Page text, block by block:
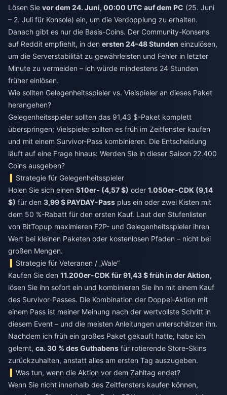
Lösen Sie vor dem 24. Juni, 00:00 UTC auf dem PC (25. Juni
– 2. Juli für Konsole) ein, um die Verdopplung zu erhalten.
Danach gibt es nur die Basis-Coins. Der Community-Konsens
auf Reddit empfiehlt, in den ersten 24–48 Stunden einzulösen,
um die Serverstabilität zu gewährleisten und Fehler in letzter
Minute zu vermeiden – ich würde mindestens 24 Stunden
früher einlösen.
Wie sollten Gelegenheitsspieler vs. Vielspieler an dieses Paket
herangehen?
Gelegenheitsspieler sollten das 91,43 $-Paket komplett
überspringen; Vielspieler sollten es früh im Zeitfenster kaufen
und mit einem Survivor-Pass kombinieren. Die Entscheidung
läuft auf eine Frage hinaus: Werden Sie in dieser Saison 22.400
Coins ausgeben?
Strategie für Gelegenheitsspieler
Holen Sie sich einen 510er- (4,57 $) oder 1.050er-CDK (9,14
$) für den 3,99 $ PAYDAY-Pass plus ein oder zwei Kisten mit
dem 50 %-Rabatt für den ersten Kauf. Laut den Stufenlisten
von BitTopup maximieren F2P- und Gelegenheitsspieler ihren
Wert bei kleinen Paketen oder kostenlosen Pfaden – nicht bei
großen Mengen.
Strategie für Veteranen / „Wale“
Kaufen Sie den 11.200er-CDK für 91,43 $ früh in der Aktion,
lösen Sie ihn sofort ein und kombinieren Sie ihn mit einem Kauf
des Survivor-Passes. Die Kombination der Doppel-Aktion mit
einem Pass ist meiner Meinung nach der wertvollste Schritt in
diesem Event – und die meisten Anleitungen unterschätzen ihn.
Nachdem ich früh ein großes Paket gekauft hatte, habe ich
gelernt, ca. 30 % des Guthabens für rotierende Store-Skins
zurückzuhalten, anstatt alles am ersten Tag auszugeben.
Was tun, wenn die Aktion vor dem Zahltag endet?
Wenn Sie nicht innerhalb des Zeitfensters kaufen können,